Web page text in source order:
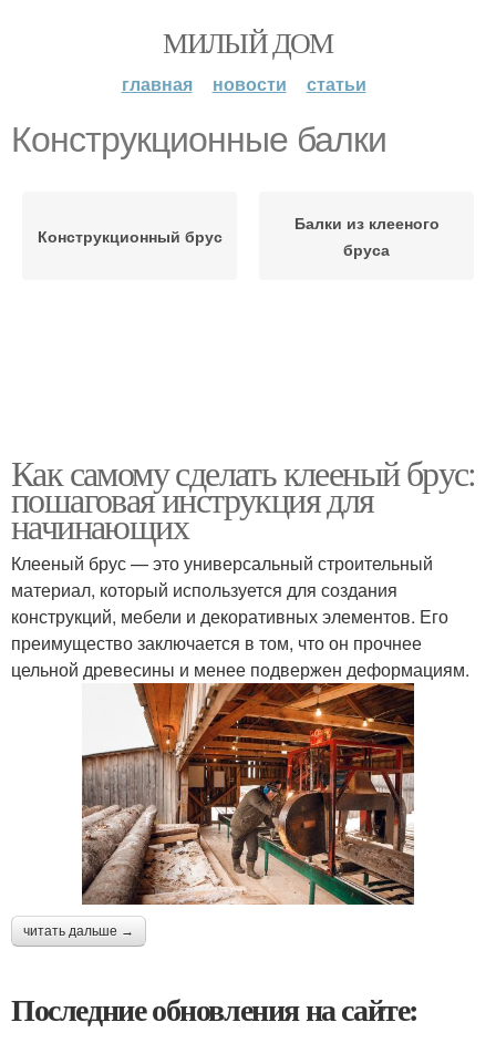
МИЛЫЙ ДОМ
главная новости статьи
Конструкционные балки
Конструкционный брус
Балки из клееного
бруса
Как самому сделать клееный брус:
пошаговая инструкция для
начинающих
Клееный брус — это универсальный строительный
материал, который используется для создания
конструкций, мебели и декоративных элементов. Его
преимущество заключается в том, что он прочнее
цельной древесины и менее подвержен деформациям.
читать дальше →
Последние обновления на сайте: